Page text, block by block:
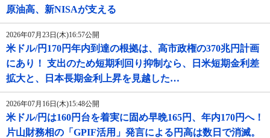
原油高、新NISAが支える
2026年07月23日(木)16:57公開
米ドル/円170円年内到達の根拠は、高市政権の370兆円計画
にあり！ 支出のため短期利回り抑制なら、日米短期金利差
拡大と、日本長期金利上昇を見越した…
2026年07月16日(木)15:48公開
米ドル/円は160円台を着実に固め早晩165円、年内170円へ！
片山財務相の「GPIF活用」発言による円高は数日で消滅。